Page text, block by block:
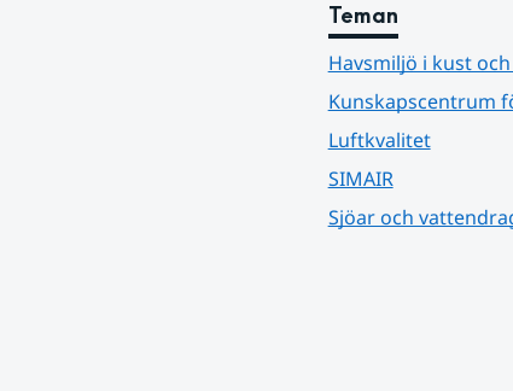
Teman
Havsmiljö i kust
Kunskapscentrum
Luftkvalitet
SIMAIR
Sjöar och